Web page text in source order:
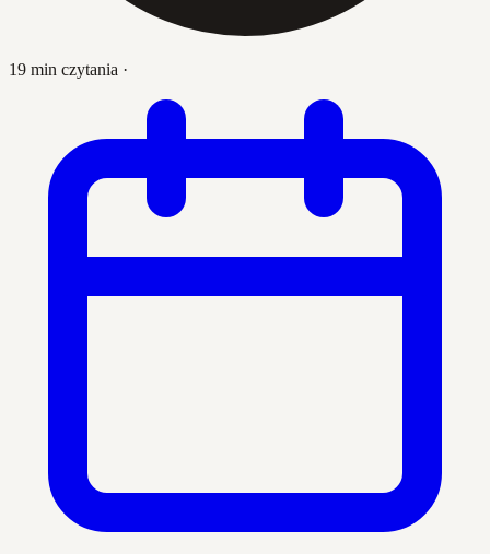
19 min czytania ·